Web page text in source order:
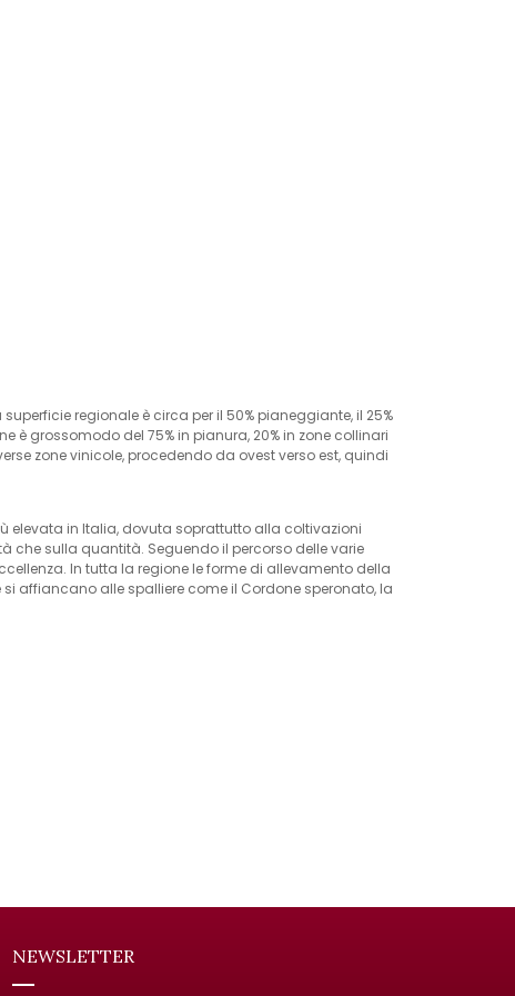
regionale è circa per il 50% pianeggiante, il 25%
è grossomodo del 75% in pianura, 20% in zone collinari
zone vinicole, procedendo da ovest verso est, quindi
elevata in Italia, dovuta soprattutto alla coltivazioni
che sulla quantità. Seguendo il percorso delle varie
In tutta la regione le forme di allevamento della
affiancano alle spalliere come il Cordone speronato, la
NEWSLETTER